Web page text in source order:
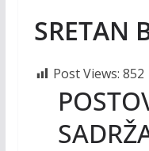
SRETAN
Post Views: 852